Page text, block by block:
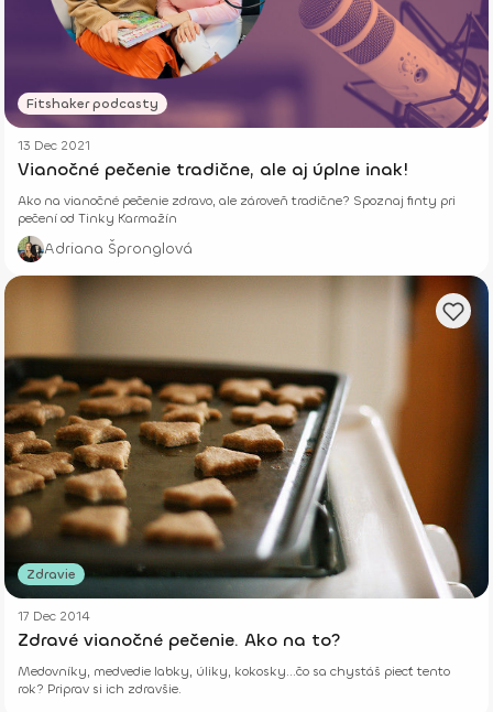
Fitshaker podcasty
13 Dec 2021
Vianočné pečenie tradične, ale aj úplne inak!
Ako na vianočné pečenie zdravo, ale zároveň tradične? Spoznaj finty pri
pečení od Tinky Karmažín
Adriana Špronglová
Zdravie
17 Dec 2014
Zdravé vianočné pečenie. Ako na to?
Medovníky, medvedie labky, úliky, kokosky...čo sa chystáš piecť tento
rok? Priprav si ich zdravšie.